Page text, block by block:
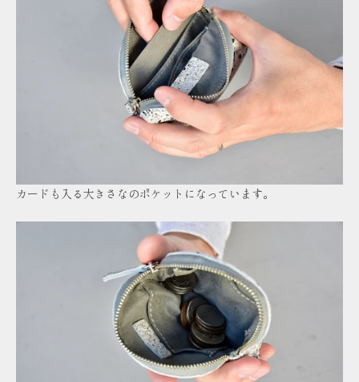
カードも入る大きさなのポケットになっています。